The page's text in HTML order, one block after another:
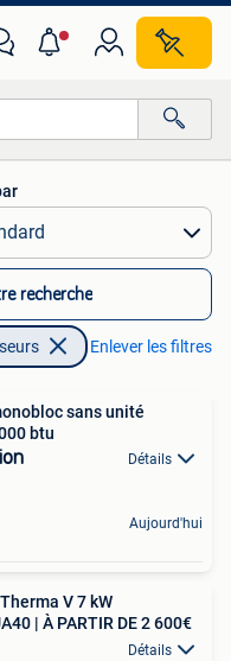
recherche
Enlever les filtres
sans unité
btu
Détails
Aujourd'hui
V 7 kW
| À PARTIR DE 2 600€
Détails